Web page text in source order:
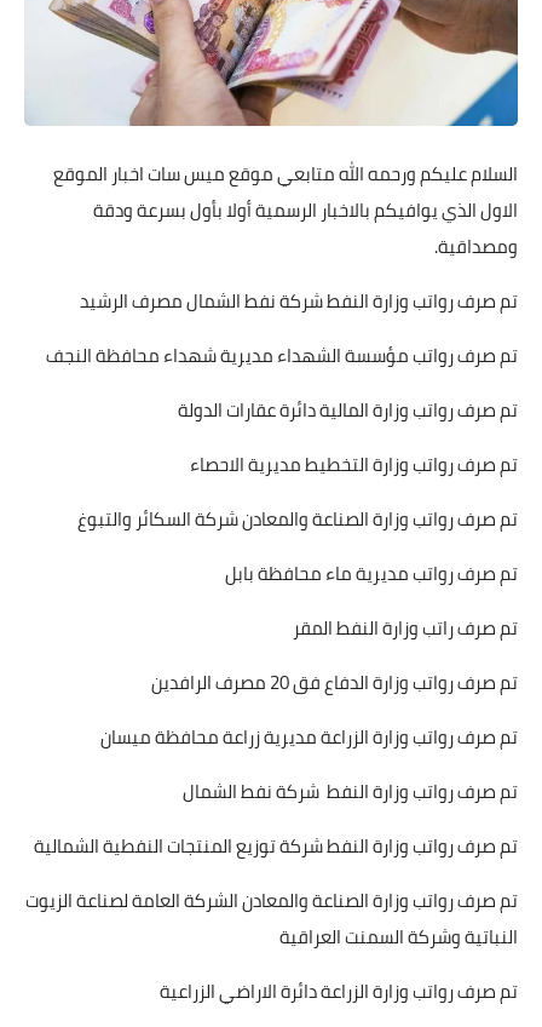
السلام عليكم ورحمه الله متابعي موقع ميس سات اخبار الموقع
الاول الذي يوافيكم بالاخبار الرسمية أولا بأول بسرعة ودقة
ومصداقية.
تم صرف رواتب وزارة النفط شركة نفط الشمال مصرف الرشيد
تم صرف رواتب مؤسسة الشهداء مديرية شهداء محافظة النجف
تم صرف رواتب وزارة المالية دائرة عقارات الدولة
تم صرف رواتب وزارة التخطيط مديرية الاحصاء
تم صرف رواتب وزارة الصناعة والمعادن شركة السكائر والتبوغ
تم صرف رواتب مديرية ماء محافظة بابل
تم صرف راتب وزارة النفط المقر
تم صرف رواتب وزارة الدفاع فق 20 مصرف الرافدين
تم صرف رواتب وزارة الزراعة مديرية زراعة محافظة ميسان
تم صرف رواتب وزارة النفط شركة نفط الشمال
تم صرف رواتب وزارة النفط شركة توزيع المنتجات النفطية الشمالية
تم صرف رواتب وزارة الصناعة والمعادن الشركة العامة لصناعة الزيوت
النباتية وشركة السمنت العراقية
تم صرف رواتب وزارة الزراعة دائرة الاراضي الزراعية